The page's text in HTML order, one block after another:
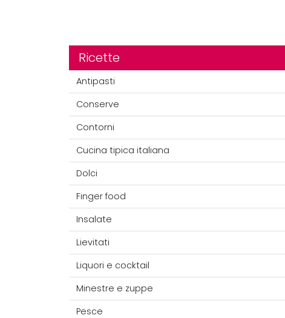
Ricette
Antipasti
Conserve
Contorni
Cucina tipica italiana
Dolci
Finger food
Insalate
Lievitati
Liquori e cocktail
Minestre e zuppe
Pesce